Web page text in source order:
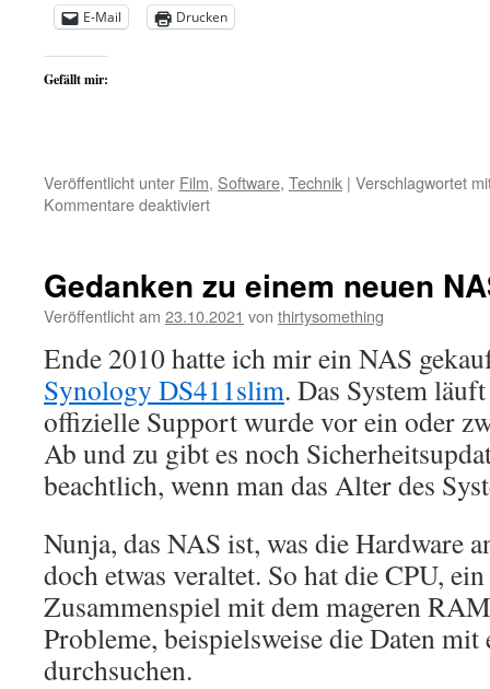
E-Mail Drucken
Gefällt mir:
Veröffentlicht unter Film, Software, Technik | Verschlagwortet
Kommentare deaktiviertfür
Renamer
Gedanken zu einem neuen
Veröffentlicht am 23.10.2021 von thirtysomething
Ende 2010 hatte ich mir ein NAS
Synology DS411slim. Das System
offizielle Support wurde vor ein oder
Ab und zu gibt es noch
beachtlich, wenn man das Alter des
Nunja, das NAS ist, was die Hardware
doch etwas veraltet. So hat die CPU,
Zusammenspiel mit dem mageren
Probleme, beispielsweise die Daten
durchsuchen.